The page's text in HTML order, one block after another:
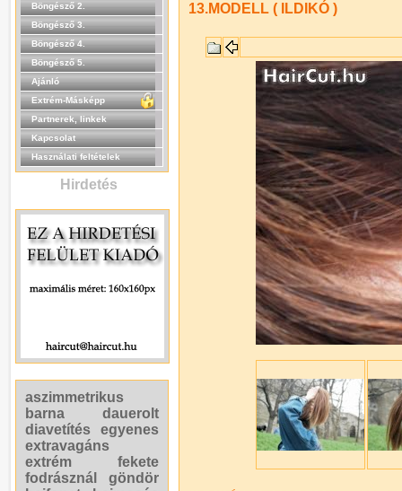
Böngésző 2.
Böngésző 3.
Böngésző 4.
Böngésző 5.
Ajánló
Extrém-Másképp
Partnerek, linkek
Kapcsolat
Használati feltételek
Hirdetés
aszimmetrikus
barna
dauerolt
diavetítés
egyenes
extravagáns
extrém
fekete
fodrásznál
göndör
13.MODELL ( ILDIKÓ )